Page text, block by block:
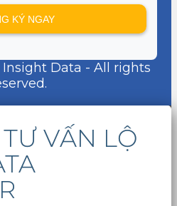
Data - All rights
VẤN LỘ